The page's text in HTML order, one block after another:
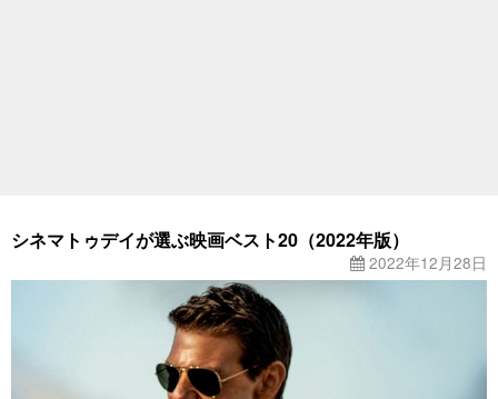
シネマトゥデイが選ぶ映画ベスト20（2022年版）
2022年12月28日